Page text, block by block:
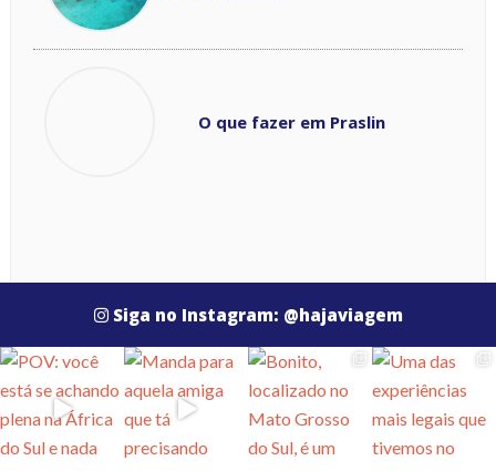
O que fazer em Praslin
Siga no Instagram: @hajaviagem